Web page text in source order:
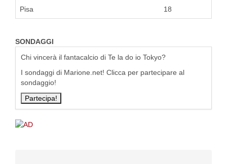
Pisa 18
SONDAGGI
Chi vincerà il fantacalcio di Te la do io Tokyo?
I sondaggi di Marione.net! Clicca per partecipare al
sondaggio!